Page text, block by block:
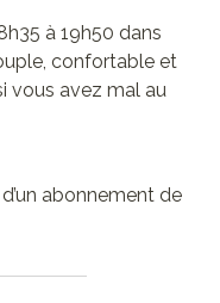
à 19h50 dans
confortable et
vous avez mal au
abonnement de